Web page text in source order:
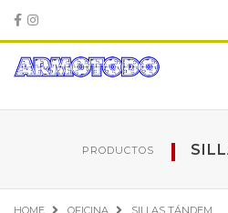
PRODUCTOS
HOME OFICINA SILLAS TÁNDEM